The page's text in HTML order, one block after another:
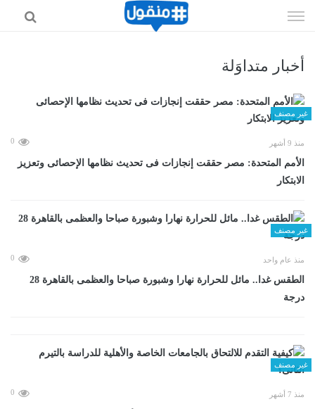
الى
أخبار متداوَلة
غير مصنف
منذ 9 أشهر 0
الأمم المتحدة: مصر حققت إنجازات فى تحديث نظامها الإحصائى وتعزيز
الابتكار
غير مصنف
منذ عام واحد 0
الطقس غدا.. مائل للحرارة نهارا وشبورة صباحا والعظمى بالقاهرة 28
درجة
غير مصنف
منذ 7 أشهر 0